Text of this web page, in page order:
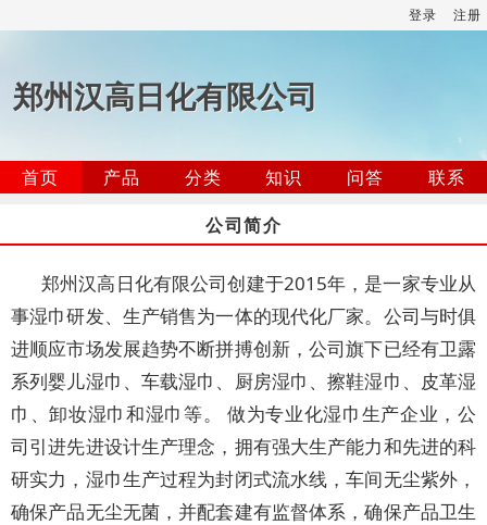
登录 注册
郑州汉高日化有限公司
首页 产品 分类 知识 问答
联系
公司简介
郑州汉高日化有限公司创建于2015年，是一家专业从
事湿巾研发、生产销售为一体的现代化厂家。公司与时俱
进顺应市场发展趋势不断拼搏创新，公司旗下已经有卫露
系列婴儿湿巾、车载湿巾、厨房湿巾、擦鞋湿巾、皮革湿
巾、卸妆湿巾和湿巾等。 做为专业化湿巾生产企业，公
司引进先进设计生产理念，拥有强大生产能力和先进的科
研实力，湿巾生产过程为封闭式流水线，车间无尘紫外，
确保产品无尘无菌，并配套建有监督体系，确保产品卫生